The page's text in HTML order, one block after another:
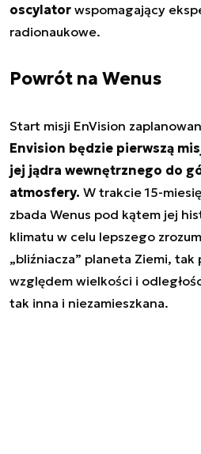
oscylator wspomagający
radionaukowe.
Powrót na Wenus
Start misji EnVision
Envision będzie pierwszą
jej jądra wewnętrznego do
atmosfery. W trakcie 15-
zbada Wenus pod kątem jej
klimatu w celu lepszego
„bliźniacza” planeta Ziemi,
względem wielkości i
tak inna i niezamieszkana.